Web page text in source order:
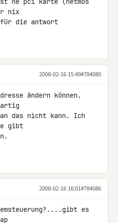
nix
die antwort
2008-02-16 15:49#784080
ändern können.
das nicht kann. Ich
gibt
2008-02-16 16:01#784086
es